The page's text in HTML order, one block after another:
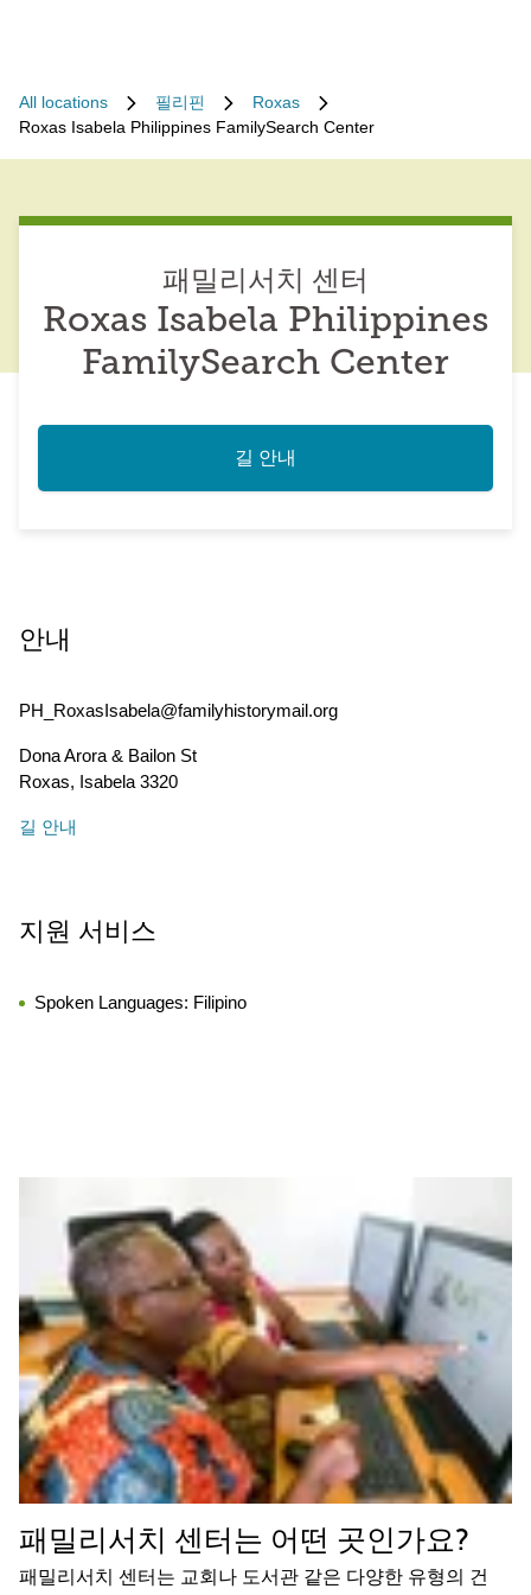
All locations 필리핀
Roxas
Roxas Isabela Philippines FamilySearch Center
패밀리서치 센터
Roxas Isabela Philippines
FamilySearch Center
길 안내
안내
PH_RoxasIsabela@familyhistorymail.org
Dona Arora & Bailon St
Roxas, Isabela 3320
길 안내
지원 서비스
Spoken Languages: Filipino
패밀리서치 센터는 어떤 곳인가요?
패밀리서치 센터는 교회나 도서관 같은 다양한 유형의 건